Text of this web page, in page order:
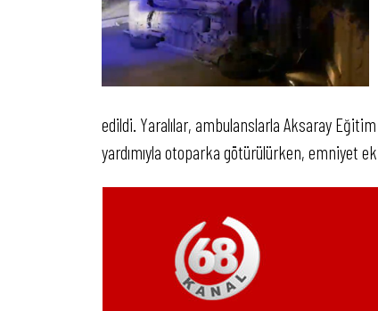
edildi. Yaralılar, ambulanslarla Aksaray
yardımıyla otoparka götürülürken, emniyet